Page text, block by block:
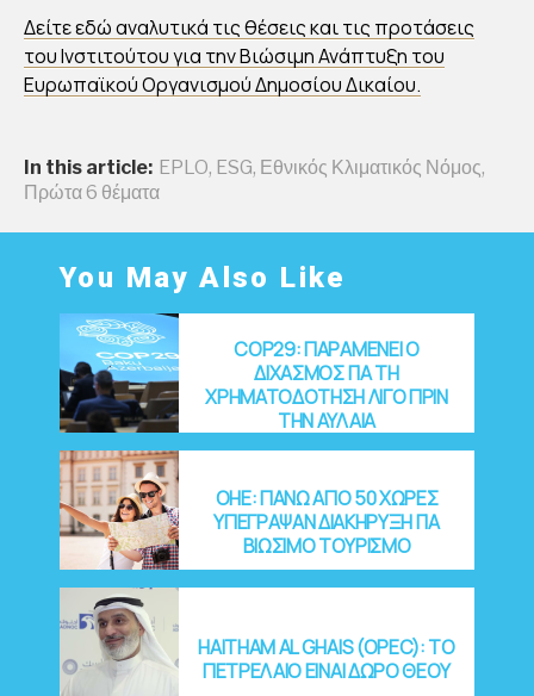
Δείτε εδώ αναλυτικά τις θέσεις και τις προτάσεις
του Ινστιτούτου για την Βιώσιμη Ανάπτυξη του
Ευρωπαϊκού Οργανισμού Δημοσίου Δικαίου.
In this article: EPLO, ESG, Εθνικός Κλιματικός Νόμος,
Πρώτα 6 θέματα
You May Also Like
COP29: ΠΑΡΑΜΕΝΕΙ Ο
ΔΙΧΑΣΜΟΣ ΓΙΑ ΤΗ
ΧΡΗΜΑΤΟΔΟΤΗΣΗ ΛΙΓΟ ΠΡΙΝ
ΤΗΝ ΑΥΛΑΙΑ
OHE: ΠΑΝΩ ΑΠΟ 50 ΧΩΡΕΣ
ΥΠΕΓΡΑΨΑΝ ΔΙΑΚΗΡΥΞΗ ΓΙΑ
ΒΙΩΣΙΜΟ ΤΟΥΡΙΣΜΟ
HAITHAM AL GHAIS (OPEC): ΤΟ
ΠΕΤΡΕΛΑΙΟ ΕΙΝΑΙ ΔΩΡΟ ΘΕΟΥ